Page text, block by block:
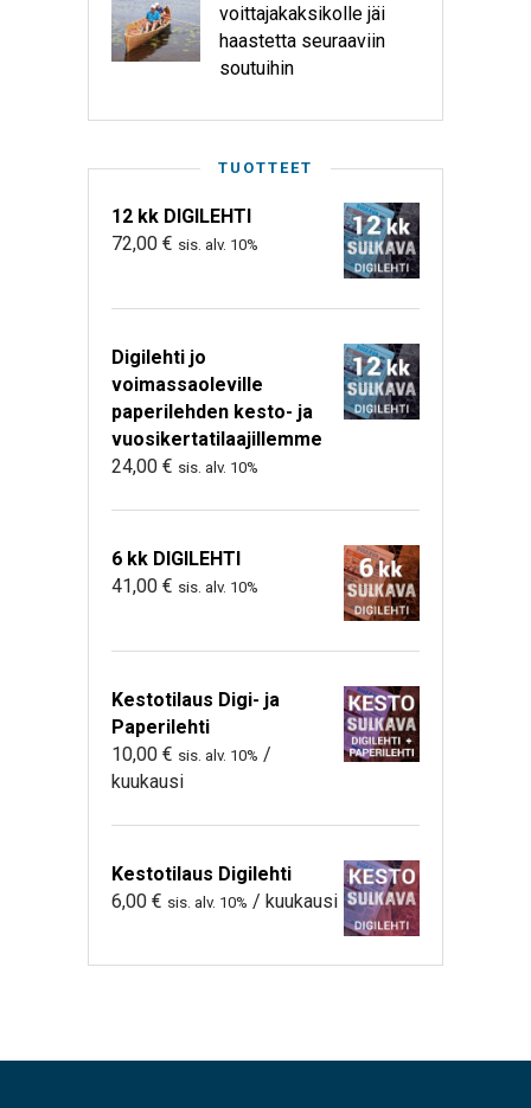
voittajakaksikolle jäi
haastetta seuraaviin
soutuihin
TUOTTEET
12 kk DIGILEHTI
72,00 € sis. alv. 10%
Digilehti jo
voimassaoleville
paperilehden kesto- ja
vuosikertatilaajillemme
24,00 € sis. alv. 10%
6 kk DIGILEHTI
41,00 € sis. alv. 10%
Kestotilaus Digi- ja
Paperilehti
10,00 € sis. alv. 10% /
kuukausi
Kestotilaus Digilehti
6,00 € sis. alv. 10% / kuukausi